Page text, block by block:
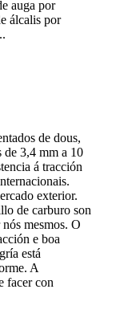
auga por
álcalis por
de dous,
de 3,4 mm a 10
á tracción
exterior.
de carburo son
mesmos. O
e boa
está
A
facer con